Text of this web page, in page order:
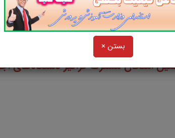
بستن ×
و
امتحان مشترک فراگیر دستگاه‌های